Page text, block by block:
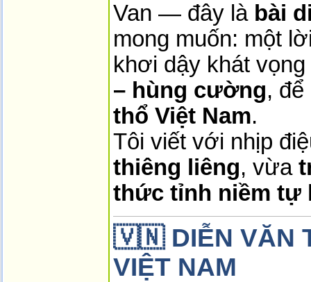
Van — đây là bài
mong muốn: một
khơi dậy khát vọng
– hùng cường, để
thổ Việt Nam.
Tôi viết với nhịp
thiêng liêng, vừa
thức tỉnh niềm tự
🇻🇳 DIỄN VĂN
VIỆT NAM